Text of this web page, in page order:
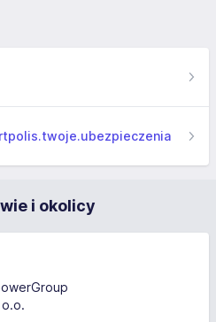
i okolicy